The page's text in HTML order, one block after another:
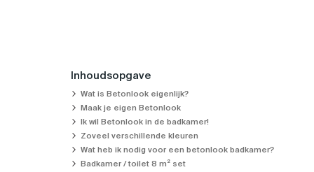
Inhoudsopgave
Wat is Betonlook eigenlijk?
Maak je eigen Betonlook
Ik wil Betonlook in de badkamer!
Zoveel verschillende kleuren
Wat heb ik nodig voor een betonlook badkamer?
Badkamer / toilet 8 m² set